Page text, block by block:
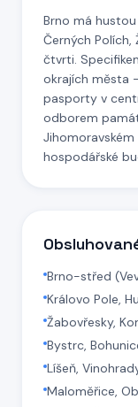
Brno má
Černých Polích,
čtvrti.
okrajích města
pasporty v
odborem
hospodářské
Brno-střed
Královo Pole,
Žabovřesky,
Bystrc,
Líšeň,
Maloměřice,